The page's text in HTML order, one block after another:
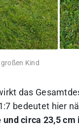
Kind
das
bedeutet hier
circa 23,5 cm